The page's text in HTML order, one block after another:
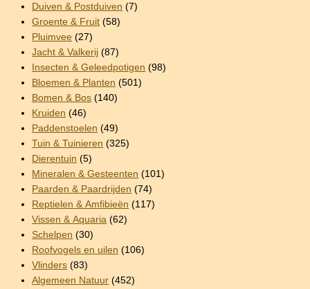
Duiven & Postduiven (7)
Groente & Fruit (58)
Pluimvee (27)
Jacht & Valkerij (87)
Insecten & Geleedpotigen (98)
Bloemen & Planten (501)
Bomen & Bos (140)
Kruiden (46)
Paddenstoelen (49)
Tuin & Tuinieren (325)
Dierentuin (5)
Mineralen & Gesteenten (101)
Paarden & Paardrijden (74)
Reptielen & Amfibieën (117)
Vissen & Aquaria (62)
Schelpen (30)
Roofvogels en uilen (106)
Vlinders (83)
Algemeen Natuur (452)